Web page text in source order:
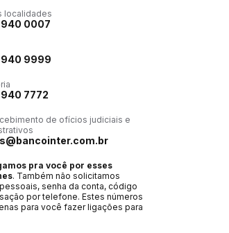
localidades
0007
9999
7772
de ofícios judiciais e
pra você por esses
. Também não solicitamos
senha da conta, código
por telefone. Estes números
para você fazer ligações para